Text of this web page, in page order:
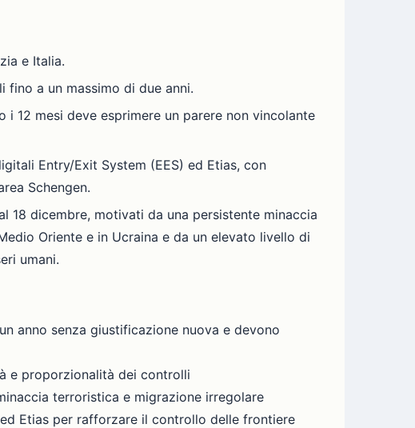
e Italia.
a un massimo di due anni.
12 mesi deve esprimere un parere non vincolante
Entry/Exit System (EES) ed Etias, con
Schengen.
dicembre, motivati da una persistente minaccia
Oriente e in Ucraina e da un elevato livello di
umani.
anno senza giustificazione nuova e devono
e proporzionalità dei controlli
terroristica e migrazione irregolare
Etias per rafforzare il controllo delle frontiere